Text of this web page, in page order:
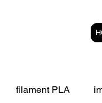
filament PLA